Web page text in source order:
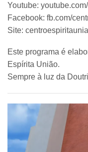
Youtube:
Facebook: fb.com/
Site:
Este programa é
Espírita União.
Sempre à luz da